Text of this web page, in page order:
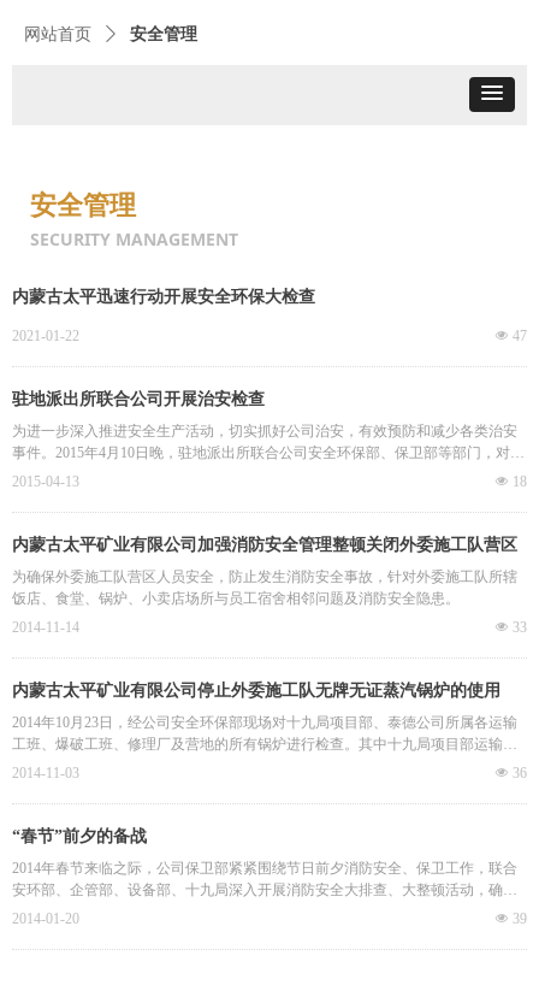
ABOUT
Inner Mongolia Taiping Mining Co., Ltd.
内蒙古太平矿业有限公司
SINCE 2002
内蒙古太平迅速行动开展安全环保大检查
넶 47
2021-01-22
驻地派出所联合公司开展治安检查
为进一步深入推进安全生产活动，切实抓好公司治安，有效预防和减少各类治安
事件。2015年4月10日晚，驻地派出所联合公司安全环保部、保卫部等部门，对公
司营区宿舍开展了治安安全全面检查。
넶 18
2015-04-13
内蒙古太平矿业有限公司加强消防安全管理整顿关闭外委施工队营区
饭店、食堂、锅炉、小卖店
为确保外委施工队营区人员安全，防止发生消防安全事故，针对外委施工队所辖
饭店、食堂、锅炉、小卖店场所与员工宿舍相邻问题及消防安全隐患。
넶 33
2014-11-14
内蒙古太平矿业有限公司停止外委施工队无牌无证蒸汽锅炉的使用
2014年10月23日，经公司安全环保部现场对十九局项目部、泰德公司所属各运输
工班、爆破工班、修理厂及营地的所有锅炉进行检查。其中十九局项目部运输四
工班、运输五工班轮胎修理厂以及泰德公司轮胎修理厂用于轮胎硫化的3台蒸汽锅
以上3台用于轮胎硫化的蒸汽锅炉属“三无”产品，要求立即停止使用，轮胎硫化要
求使用轮胎硫化机。
넶 36
2014-11-03
“春节”前夕的备战
2014年春节来临之际，公司保卫部紧紧围绕节日前夕消防安全、保卫工作，联合
安环部、企管部、设备部、十九局深入开展消防安全大排查、大整顿活动，确保
公司安全管理和火灾、突发事件的稳定。
넶 39
2014-01-20
网站首页 ꄲ 安全管理
SECURITY MANAGEMENT
安全管理